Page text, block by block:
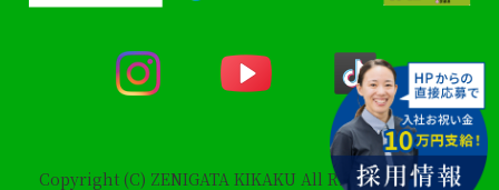
Copyright (C) ZENIGATA KIKAKU All Rights Reserved.